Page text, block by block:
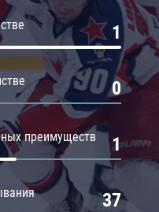
1
0
преимуществ 1
37